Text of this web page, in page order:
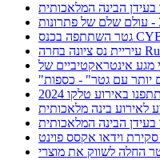
הבינה המלאכותית
באירוע טלקו 2024
לאירוע בינה מלאכותית
בעידן הבינה המלאכותית